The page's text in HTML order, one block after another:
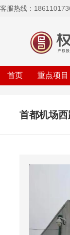
客服热线：
首页 重点项目
首都机场